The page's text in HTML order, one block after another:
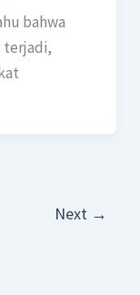
bahwa
terjadi,
Next →